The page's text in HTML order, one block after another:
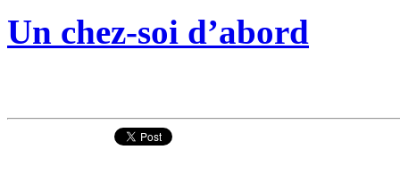
Un chez-soi d’abord